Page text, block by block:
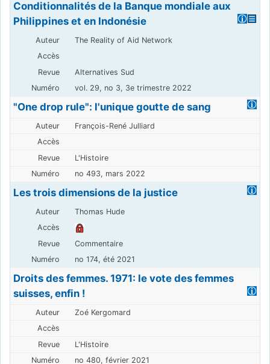
Conditionnalités de la Banque mondiale aux
Philippines et en Indonésie
The Reality of Aid Network
Alternatives Sud
vol. 29, no 3, 3e trimestre 2022
"One drop rule": l'unique goutte de sang
François-René Julliard
L'Histoire
no 493, mars 2022
Les trois dimensions de la justice
Thomas Hude
Commentaire
no 174, été 2021
Droits des femmes. 1971: le vote des femmes
suisses, enfin !
Zoé Kergomard
L'Histoire
no 480, février 2021